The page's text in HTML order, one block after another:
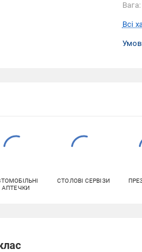
Вага:
Всі
АПТЕЧКИ
СТОЛОВІ СЕРВІЗИ